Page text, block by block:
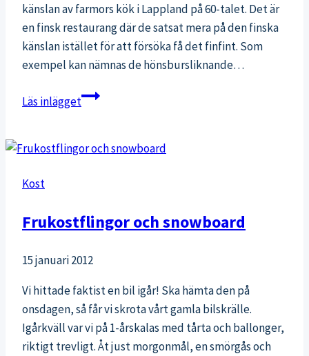
känslan av farmors kök i Lappland på 60-talet. Det är
en finsk restaurang där de satsat mera på den finska
känslan istället för att försöka få det finfint. Som
exempel kan nämnas de hönsbursliknande…
Läs inläggetOvanlig
Kost
Frukostflingor och snowboard
15 januari 2012
Vi hittade faktist en bil igår! Ska hämta den på
onsdagen, så får vi skrota vårt gamla bilskrälle.
Igårkväll var vi på 1-årskalas med tårta och ballonger,
riktigt trevligt. Åt just morgonmål, en smörgås och